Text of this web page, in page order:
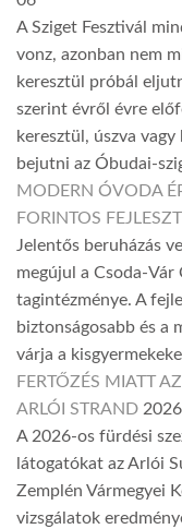
A Sziget Fesztivál
vonz, azonban nem
keresztül próbál
szerint évről évre
keresztül, úszva
bejutni az Óbudai-
MODERN ÓVODA
FORINTOS
Jelentős beruházás
megújul a Csoda-Vár
tagintézménye. A
biztonságosabb és a
várja a
FERTŐZÉS MIATT
ARLÓI STRAND
A 2026-os fürdési
látogatókat az Arlói
Zemplén Vármegyei
vizsgálatok